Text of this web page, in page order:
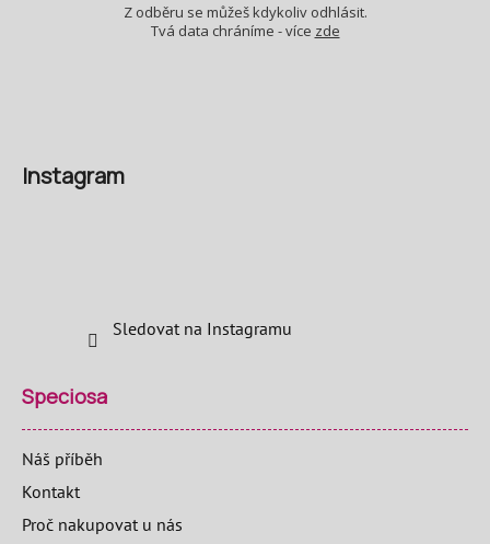
Z odběru se můžeš kdykoliv odhlásit.
Tvá data chráníme - více zde
Instagram
Sledovat na Instagramu
Speciosa
Náš příběh
Kontakt
Proč nakupovat u nás